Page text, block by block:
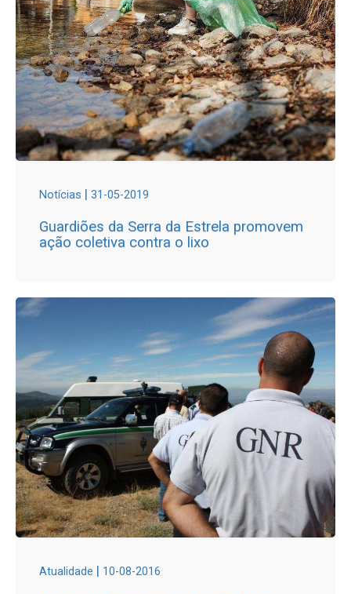
Notícias | 31-05-2019
Guardiões da Serra da Estrela promovem
ação coletiva contra o lixo
Atualidade | 10-08-2016